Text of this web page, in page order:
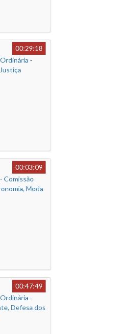
00:29:18
-
00:03:09
Comissão
Moda
00:47:49
-
Defesa dos